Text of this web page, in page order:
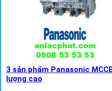
3 sản phẩm Panasonic
lượng cao